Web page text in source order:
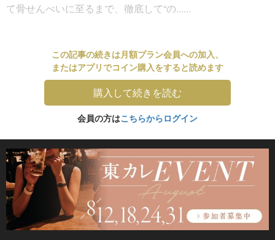
て骨せんべいに至るまで、徹底して“の......
この記事の続きは月額プラン会員への加入、
またはアプリでコイン購入をすると読めます
購入して続きを読む
会員の方はこちらからログイン